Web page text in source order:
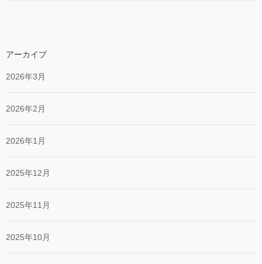
アーカイブ
2026年3月
2026年2月
2026年1月
2025年12月
2025年11月
2025年10月